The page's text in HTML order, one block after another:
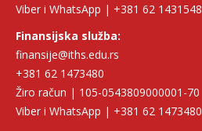
Viber i WhatsApp | +381 62 1431548
Finansijska služba:
finansije@iths.edu.rs
+381 62 1473480
Žiro račun | 105-0543809000001-70
Viber i WhatsApp | +381 62 1473480